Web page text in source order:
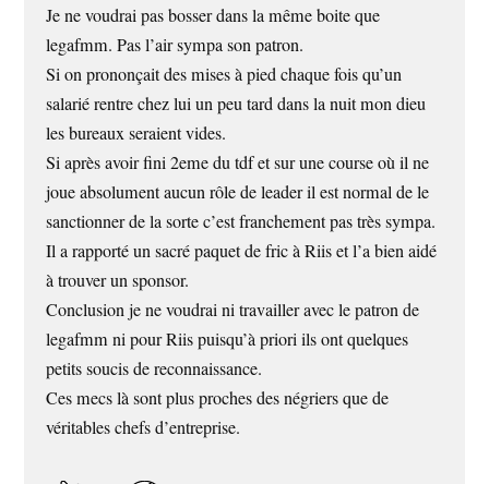
Je ne voudrai pas bosser dans la même boite que
legafmm. Pas l’air sympa son patron.
Si on prononçait des mises à pied chaque fois qu’un
salarié rentre chez lui un peu tard dans la nuit mon dieu
les bureaux seraient vides.
Si après avoir fini 2eme du tdf et sur une course où il ne
joue absolument aucun rôle de leader il est normal de le
sanctionner de la sorte c’est franchement pas très sympa.
Il a rapporté un sacré paquet de fric à Riis et l’a bien aidé
à trouver un sponsor.
Conclusion je ne voudrai ni travailler avec le patron de
legafmm ni pour Riis puisqu’à priori ils ont quelques
petits soucis de reconnaissance.
Ces mecs là sont plus proches des négriers que de
véritables chefs d’entreprise.